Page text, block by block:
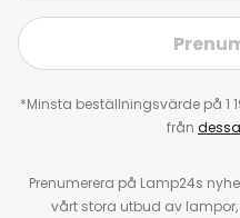
*Minsta beställningsvärde på 1
från
Prenumerera på Lamp24s
vårt stora utbud av